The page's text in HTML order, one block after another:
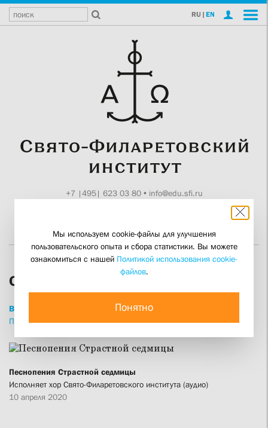
RU | EN
+7 |495| 623 03 80• info@edu.sfi.ru
СФИ сегодня
ВСЕ
ИНТЕРВЬЮ
ПРИВЕТСТВИЯ
ПРОПОВЕДИ ИЗДАНИЯ
Песнопения Страстной седмицы
Исполняет хор Свято-Филаретовского института (аудио)
10 апреля 2020
Мы используем cookie-файлы для улучшения
пользовательского опыта и сбора статистики. Вы можете
ознакомиться с нашей Политикой использования cookie-
файлов.
Понятно